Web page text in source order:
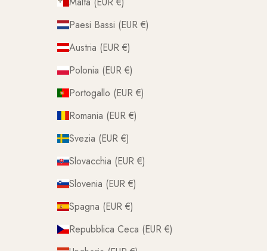
Paesi Bassi (EUR €)
Austria (EUR €)
Polonia (EUR €)
Portogallo (EUR €)
Romania (EUR €)
Svezia (EUR €)
Slovacchia (EUR €)
Slovenia (EUR €)
Spagna (EUR €)
Repubblica Ceca (EUR €)